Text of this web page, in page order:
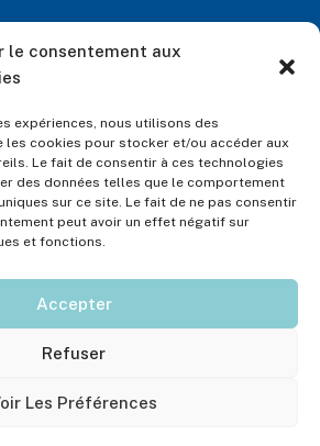
le consentement aux
expériences, nous utilisons des
cookies pour stocker et/ou accéder aux
Le fait de consentir à ces technologies
des données telles que le comportement
sur ce site. Le fait de ne pas consentir
peut avoir un effet négatif sur
et fonctions.
Accepter
Refuser
Les Préférences
| Toute reproduction, même partielle, est strictement
interdite
Alexandre EI – Numéro d’inscription au RCS : SIRET
qui a délivré l’autorisation d’exercice : Autorité de